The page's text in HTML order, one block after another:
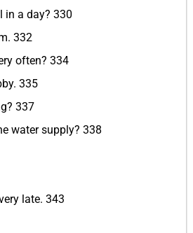
in a day? 330
332
often? 334
335
337
water supply? 338
late. 343